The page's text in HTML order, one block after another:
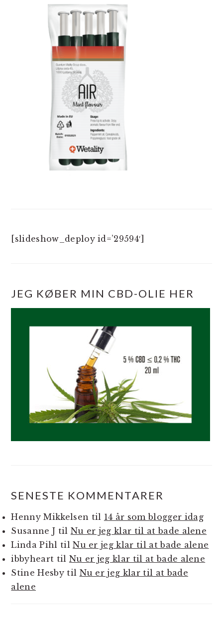
[slideshow_deploy id=’29594′]
JEG KØBER MIN CBD-OLIE HER
SENESTE KOMMENTARER
Henny Mikkelsen til 14 år som blogger idag
Susanne J til Nu er jeg klar til at bade alene
Linda Pihl tilNu er jeg klar til at bade alene
ibbyheart til Nu er jeg klar til at bade alene
Stine Hesbytil Nu er jeg klar til at bade
alene